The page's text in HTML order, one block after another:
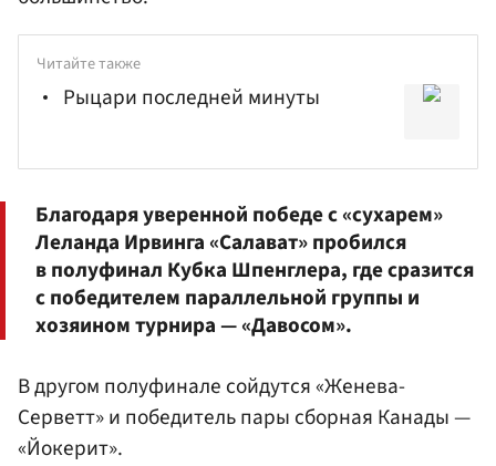
Читайте также
Рыцари последней минуты
Благодаря уверенной победе с «сухарем»
Леланда Ирвинга «Салават» пробился
в полуфинал Кубка Шпенглера, где сразится
с победителем параллельной группы и
хозяином турнира — «Давосом».
В другом полуфинале сойдутся «Женева-
Серветт» и победитель пары сборная Канады —
«Йокерит».